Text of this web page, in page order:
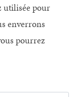
utilisée pour
enverrons
pourrez